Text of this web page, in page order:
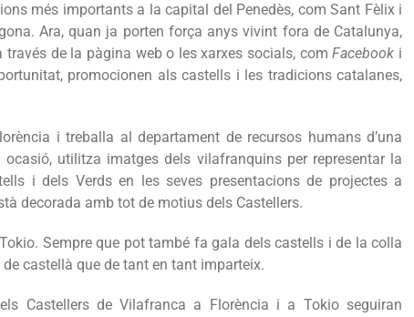
més importants a la capital del Penedès, com Sant Fèlix i
Ara, quan ja porten força anys vivint fora de Catalunya,
de la pàgina web o les xarxes socials, comFacebook i
promocionen als castells i les tradicions catalanes,
i treballa al departament de recursos humans d’una
utilitza imatges dels vilafranquins per representar la
i dels Verds en les seves presentacions de projectes a
decorada amb tot de motius dels Castellers.
Sempre que pot també fa gala dels castells i de la colla
castellà que de tant en tant imparteix.
Castellers de Vilafranca a Florència i a Tokio seguiran